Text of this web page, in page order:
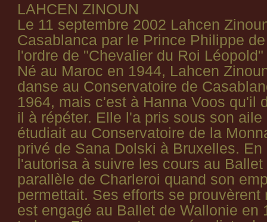
LAHCEN ZINOUN
Le 11 septembre 2002 Lahcen
Casablanca par le Prince Philippe
l'ordre de "Chevalier du Roi Léopold"
Né au Maroc en 1944, Lahcen
danse au Conservatoire de
1964, mais c'est à Hanna Voos qu'il
il à répéter. Elle l'a pris sous son
étudiait au Conservatoire de la
privé de Sana Dolski à Bruxelles. En
l'autorisa à suivre les cours au
parallèle de Charleroi quand son
permettait. Ses efforts se prouvèrent
est engagé au Ballet de Wallonie en